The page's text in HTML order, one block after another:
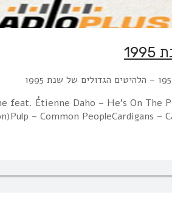
feat. Étienne Daho – He's On The
– Common PeopleCardigans –